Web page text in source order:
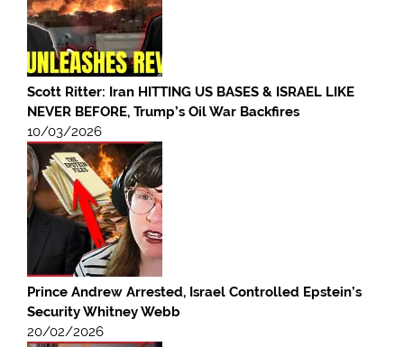
Scott Ritter: Iran HITTING US BASES & ISRAEL LIKE
NEVER BEFORE, Trump’s Oil War Backfires
10/03/2026
Prince Andrew Arrested, Israel Controlled Epstein’s
Security Whitney Webb
20/02/2026